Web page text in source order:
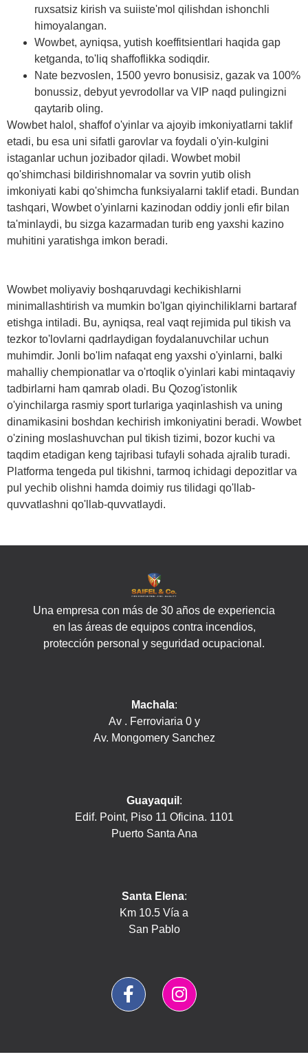
ruxsatsiz kirish va suiiste'mol qilishdan ishonchli
himoyalangan.
Wowbet, ayniqsa, yutish koeffitsientlari haqida gap
ketganda, to'liq shaffoflikka sodiqdir.
Nate bezvoslen, 1500 yevro bonusisiz, gazak va 100%
bonussiz, debyut yevrodollar va VIP naqd pulingizni
qaytarib oling.
Wowbet halol, shaffof o'yinlar va ajoyib imkoniyatlarni taklif
etadi, bu esa uni sifatli garovlar va foydali o'yin-kulgini
istaganlar uchun jozibador qiladi. Wowbet mobil
qo'shimchasi bildirishnomalar va sovrin yutib olish
imkoniyati kabi qo'shimcha funksiyalarni taklif etadi. Bundan
tashqari, Wowbet o'yinlarni kazinodan oddiy jonli efir bilan
ta'minlaydi, bu sizga kazarmadan turib eng yaxshi kazino
muhitini yaratishga imkon beradi.
Wowbet moliyaviy boshqaruvdagi kechikishlarni
minimallashtirish va mumkin bo'lgan qiyinchiliklarni bartaraf
etishga intiladi. Bu, ayniqsa, real vaqt rejimida pul tikish va
tezkor to'lovlarni qadrlaydigan foydalanuvchilar uchun
muhimdir. Jonli bo'lim nafaqat eng yaxshi o'yinlarni, balki
mahalliy chempionatlar va o'rtoqlik o'yinlari kabi mintaqaviy
tadbirlarni ham qamrab oladi. Bu Qozog'istonlik
o'yinchilarga rasmiy sport turlariga yaqinlashish va uning
dinamikasini boshdan kechirish imkoniyatini beradi. Wowbet
o'zining moslashuvchan pul tikish tizimi, bozor kuchi va
taqdim etadigan keng tajribasi tufayli sohada ajralib turadi.
Platforma tengeda pul tikishni, tarmoq ichidagi depozitlar va
pul yechib olishni hamda doimiy rus tilidagi qo'llab-
quvvatlashni qo'llab-quvvatlaydi.
Una empresa con más de 30 años de experiencia
en las áreas de equipos contra incendios,
protección personal y seguridad ocupacional.
Machala:
Av . Ferroviaria 0 y
Av. Mongomery Sanchez
Guayaquil :
Edif. Point, Piso 11 Oficina. 1101
Puerto Santa Ana
Santa Elena:
Km 10.5 Vía a
San Pablo